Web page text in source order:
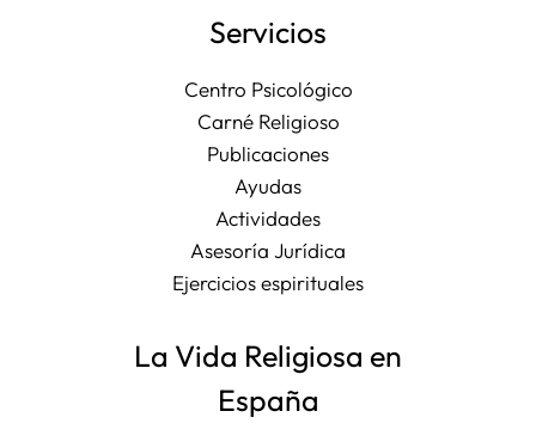
Servicios
Centro Psicológico
Carné Religioso
Publicaciones
Ayudas
Actividades
Asesoría Jurídica
Ejercicios espirituales
La Vida Religiosa en
España